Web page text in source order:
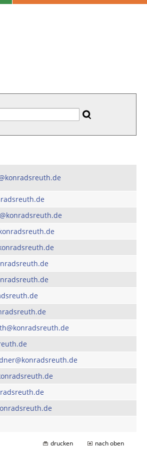
drucken nach oben